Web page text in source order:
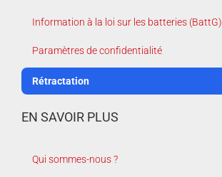
Information à la loi sur les batteries (BattG)
Paramètres de confidentialité
Rétractation
EN SAVOIR PLUS
Qui sommes-nous ?